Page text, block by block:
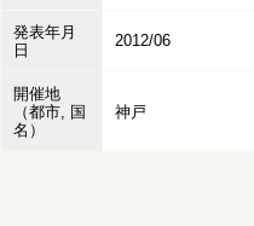
発表年月
日
2012/06
開催地
（都市, 国
名）
神戸